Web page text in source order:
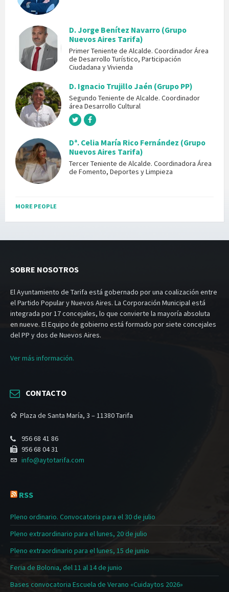
D. Jorge Benítez Navarro (Grupo
Nuevos Aires Tarifa)
Primer Teniente de Alcalde. Coordinador Área
de Desarrollo Turístico, Participación
Ciudadana y Vivienda
D. Ignacio Trujillo Jaén (Grupo PP)
Segundo Teniente de Alcalde. Coordinador
área Desarrollo Cultural
Dª. Celia María Rico Fernández (Grupo
Nuevos Aires Tarifa)
Tercer Teniente de Alcalde. Coordinadora Área
de Fomento, Deportes y Limpieza
MORE PEOPLE
SOBRE NOSOTROS
El Ayuntamiento de Tarifa está gobernado por una coalización entre
el Partido Popular y Nuevos Aires. La Corporación Municipal está
integrada por 17 concejales, lo que convierte la mayoría absoluta
en nueve. El Equipo de gobierno está formado por siete concejales
del PP y dos de Nuevos Aires.
Ver más información.
CONTACTO
Plaza de Santa María, 3 – 11380 Tarifa
956 68 41 86
956 68 04 31
info@aytotarifa.com
RSS
Pleno ordinario. Convocatoria para el 30 de julio
Pleno extraordinario para el lunes, 20 de julio
Pleno extraordinario para el lunes, 15 de junio
Feria de Bolonia, del 11 al 14 de junio
Bases convocatoria Escuela de Verano «Cuidaytos 2026»